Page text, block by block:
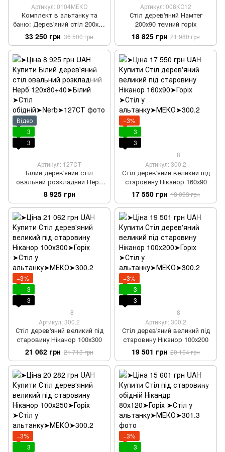
Артикул: 0104МЕКО
Комплект в альтанку та
баню: Дерев'яний стіл 200х90
см + 4 стільців масив дерева
33 250 грн 36 500 грн
Артикул: 008КС12
Стіл дерев'яний Намтег
200х90 темний горіх
18 825 грн 21 980 грн
Відео
3
3
Артикул: 127СТ
Білий дерев'яний стіл
овальний розкладний Нерб
120х80+40
8 925 грн
−3%
3
3
8
Артикул: 300.2
Стіл дерев'яний великий під
старовину Ніканор 160х90
17 550 грн 18 093 грн
−3%
3
3
8
Артикул: 300.2
Стіл дерев'яний великий під
старовину Ніканор 100х300
21 062 грн 21 713 грн
−3%
3
3
8
Артикул: 300.2
Стіл дерев'яний великий під
старовину Ніканор 100х200
19 501 грн 20 104 грн
−3%
3
−3%
3